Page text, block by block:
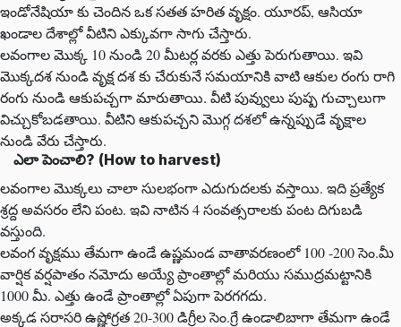
ఇండోనేషియా కు చెందిన ఒక సతత హరిత వృక్షం. యూరప్, ఆసియా
ఖండాల దేశాల్లో వీటిని ఎక్కువగా సాగు చేస్తారు.
లవంగాల మొక్క 10 నుండి 20 మీటర్ల వరకు ఎత్తు పెరుగుతాయి. ఇవి
మొక్కదశ నుండి వృక్ష దశ కు చేరుకునే సమయానికి వాటి ఆకుల రంగు రాగి
రంగు నుండి ఆకుపచ్చగా మారుతాయి. వీటి పువ్వులు పుష్ప గుచ్చాలుగా
విచ్చుకోబడతాయి. వీటిని ఆకుపచ్చని మొగ్గ దశలో ఉన్నప్పుడే వృక్షాల
నుండి వేరు చేస్తారు.
ఎలా పెంచాలి? (How to harvest)
లవంగాల మొక్కలు చాలా సులభంగా ఎదుగుదలకు వస్తాయి. ఇది ప్రత్యేక
శ్రద్ద అవసరం లేని పంట. ఇవి నాటిన 4 సంవత్సరాలకు పంట దిగుబడి
వస్తుంది.
లవంగ వృక్షము తేమగా ఉండే ఉష్ణమండ వాతావరణంలో 100 -200 సెం.మీ
వార్షిక వర్షపాతం నమోదు అయ్యే ప్రాంతాల్లో మరియు సముద్రమట్టానికి
1000 మీ. ఎత్తు ఉండే ప్రాంతాల్లో ఏపుగా పెరగగదు.
అక్కడ సరాసరి ఉష్ణోగ్రత 20-300 డిగ్రీల సెం.గ్రే ఉండాలిబాగా తేమగా ఉండే